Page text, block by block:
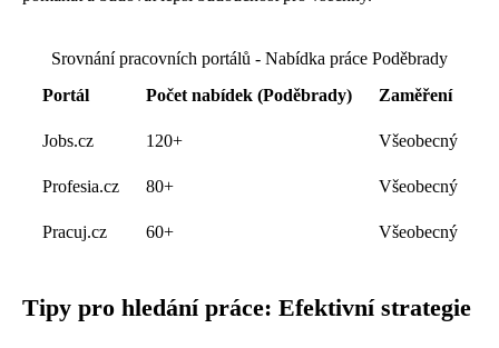
Srovnání pracovních portálů - Nabídka práce Poděbrady
Portál
Počet nabídek (Poděbrady) Zaměření
Jobs.cz 120+ Všeobecný
Profesia.cz 80+ Všeobecný
Pracuj.cz 60+ Všeobecný
Tipy pro hledání práce: Efektivní strategie